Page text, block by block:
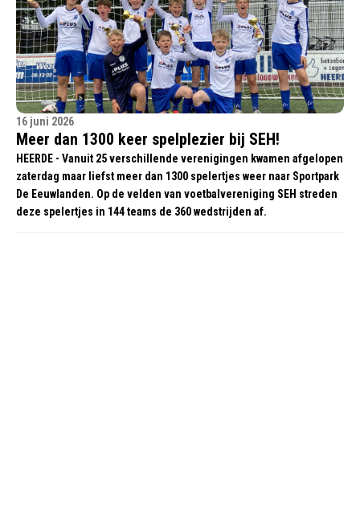
16 juni 2026
Meer dan 1300 keer spelplezier bij SEH!
HEERDE - Vanuit 25 verschillende verenigingen kwamen afgelopen
zaterdag maar liefst meer dan 1300 spelertjes weer naar Sportpark
De Eeuwlanden. Op de velden van voetbalvereniging SEH streden
deze spelertjes in 144 teams de 360 wedstrijden af.